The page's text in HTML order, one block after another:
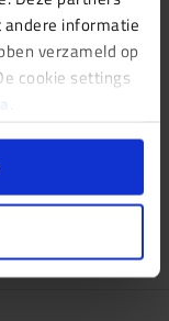
andere informatie
verzameld op
cookie settings